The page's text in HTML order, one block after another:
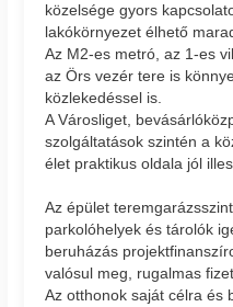
közelsége gyors
lakókörnyezet élhető
Az M2-es metró, az 1-es
az Örs vezér tere is
közlekedéssel is.
A Városliget,
szolgáltatások szintén a
élet praktikus oldala jól
Az épület
parkolóhelyek és tárolók
beruházás
valósul meg, rugalmas
Az otthonok saját célra és